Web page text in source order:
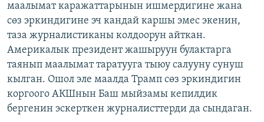
маалымат каражаттарынын ишмердигине жана
сөз эркиндигине эч кандай каршы эмес экенин,
таза журналистиканы колдоорун айткан.
Америкалык президент жашыруун булактарга
таянып маалымат таратууга тыюу салууну сунуш
кылган. Ошол эле маалда Трамп сөз эркиндигин
коргоого АКШнын Баш мыйзамы кепилдик
бергенин эскерткен журналисттерди да сындаган.